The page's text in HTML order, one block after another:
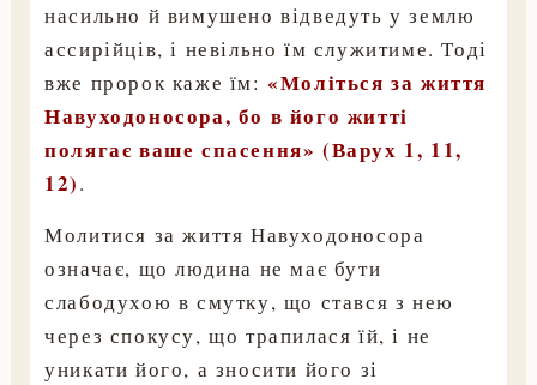
насильно й вимушено відведуть у землю
ассирійців, і невільно їм служитиме. Тоді
вже пророк каже їм:«Моліться за життя
Навуходоносора, бо в його житті
полягає ваше спасення» (Варух 1, 11,
12).
Молитися за життя Навуходоносора
означає, що людина не має бути
слабодухою в смутку, що стався з нею
через спокусу, що трапилася їй, і не
уникати його, а зносити його зі